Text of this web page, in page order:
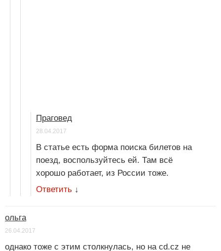
Праговед
28.04.2017
В статье есть форма поиска билетов на
поезд, воспользуйтесь ей. Там всё
хорошо работает, из России тоже.
Ответить ↓
ольга
26.04.2017
однако тоже с этим столкнулась, но на cd.cz не